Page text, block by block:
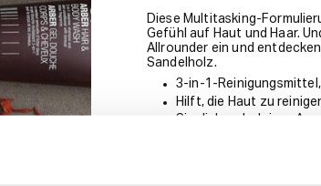
Diese Multitasking-
Gefühl auf Haut und Haar.
Allrounder ein und
Sandelholz.
3-in-1-
Hilft, die Haut zu
Sinnliches, holziges
Anwendung